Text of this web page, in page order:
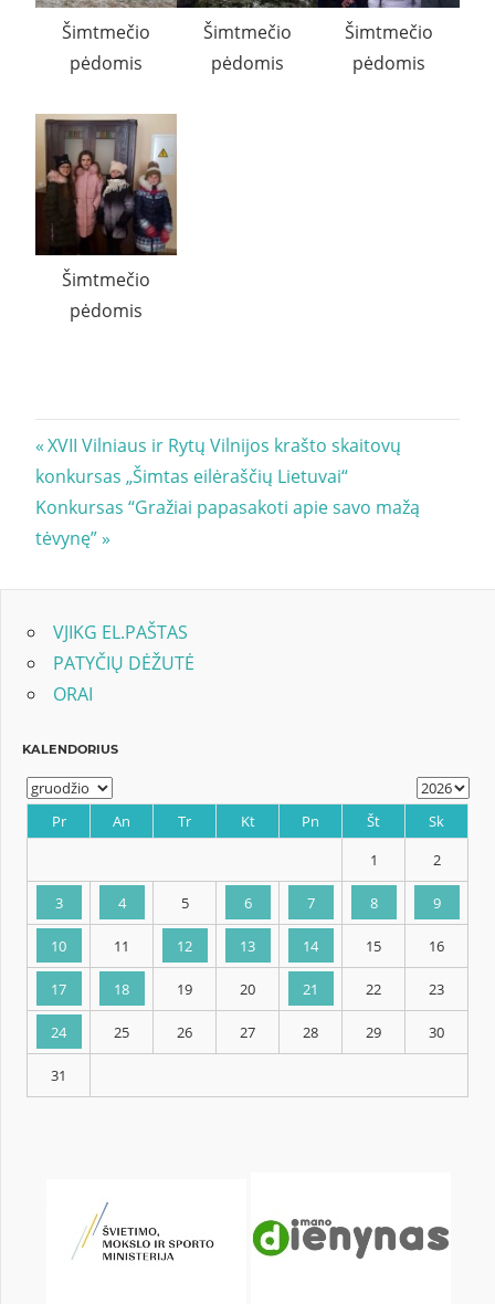
Šimtmečio
pėdomis
Šimtmečio
pėdomis
Šimtmečio
pėdomis
Šimtmečio
pėdomis
Navigacija
tarp
įrašų
Previous
Post:
XVII Vilniaus ir Rytų Vilnijos krašto skaitovų
konkursas „Šimtas eilėraščių Lietuvai“
Next
Post:
Konkursas “Gražiai papasakoti apie savo mažą
tėvynę”
VJIKG EL.PAŠTAS
PATYČIŲ DĖŽUTĖ
ORAI